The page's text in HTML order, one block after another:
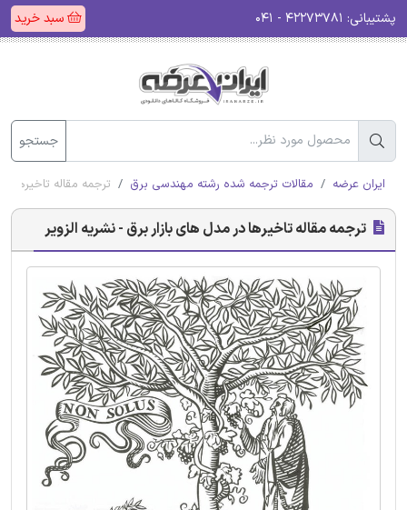
پشتیبانی: سبد خرید
جستجو
ایران عرضه مقالات ترجمه شده رشته مهندسی برق ترجمه مقاله تاخیرها
ترجمه مقاله تاخیرها در مدل های بازار برق - نشریه الزویر